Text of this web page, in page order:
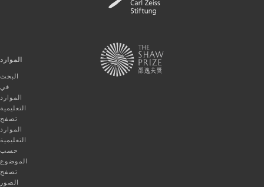
الموارد
البحث
في
الموارد
التعليمية
تصفح
الموارد
التعليمية
حسب
الموضوع
تصفح
الصور